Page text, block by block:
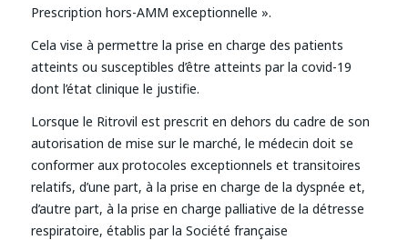
Prescription hors-AMM exceptionnelle ».
Cela vise à permettre la prise en charge des patients
atteints ou susceptibles d’être atteints par la covid-19
dont l’état clinique le justifie.
Lorsque le Ritrovil est prescrit en dehors du cadre de son
autorisation de mise sur le marché, le médecin doit se
conformer aux protocoles exceptionnels et transitoires
relatifs, d’une part, à la prise en charge de la dyspnée et,
d’autre part, à la prise en charge palliative de la détresse
respiratoire, établis par la Société française